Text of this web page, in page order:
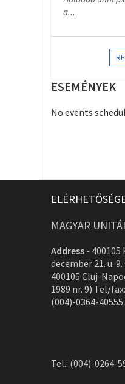
a...
ESEMÉNYEK
No events
MAGYAR
Address - 400105
december 21. u.
400105 Cluj-
1989 nr. 9) Tel/
(004)-0364-
Tel.: (004)-0264-